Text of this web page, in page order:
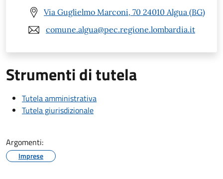
Via Guglielmo Marconi, 70 24010 Algua (BG)
comune.algua@pec.regione.lombardia.it
Strumenti di tutela
Tutela amministrativa
Tutela giurisdizionale
Argomenti:
Imprese